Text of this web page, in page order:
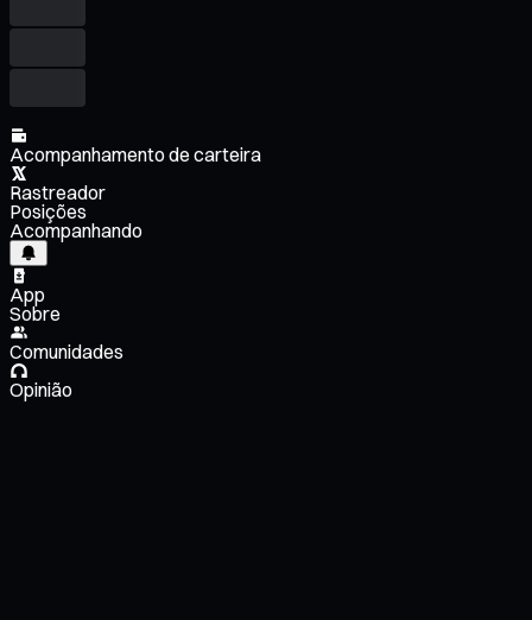
Acompanhamento de carteira
Rastreador
Posições
Acompanhando
App
Sobre
Comunidades
Opinião